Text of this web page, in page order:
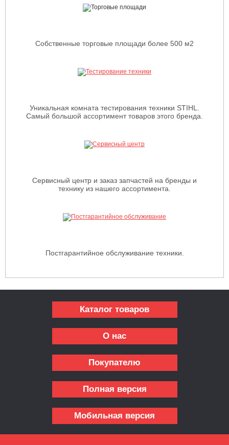
Собственные торговые площади более 500 м2
Уникальная комната тестирования техники STIHL.
Самый большой ассортимент товаров этого бренда.
Сервисный центр и заказ запчастей на бренды и
технику из нашего ассортимента.
Постгарантийное обслуживание техники.
Каталог товаров
О нас
Покупателю
Полная версия
Мобильная версия